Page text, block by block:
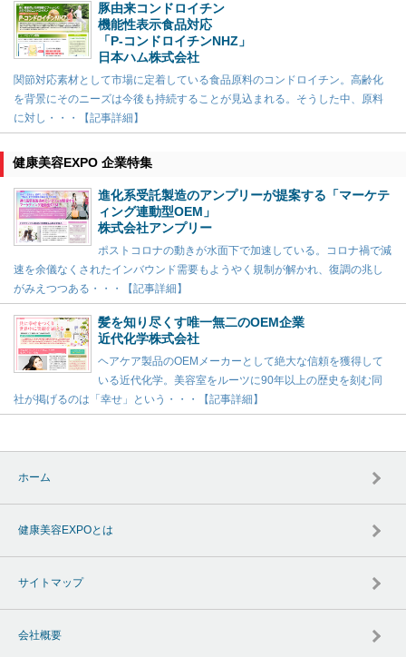
豚由来コンドロイチン
機能性表示食品対応
「P-コンドロイチンNHZ」
日本ハム株式会社
関節対応素材として市場に定着している食品原料のコンドロイチン。高齢化
を背景にそのニーズは今後も持続することが見込まれる。そうした中、原料
に対し・・・【記事詳細】
健康美容EXPO 企業特集
進化系受託製造のアンプリーが提案する「マーケテ
ィング連動型OEM」
株式会社アンプリー
ポストコロナの動きが水面下で加速している。コロナ禍で減
速を余儀なくされたインバウンド需要もようやく規制が解かれ、復調の兆し
がみえつつある・・・【記事詳細】
髪を知り尽くす唯一無二のOEM企業
近代化学株式会社
ヘアケア製品のOEMメーカーとして絶大な信頼を獲得して
いる近代化学。美容室をルーツに90年以上の歴史を刻む同
社が掲げるのは「幸せ」という・・・【記事詳細】
ホーム
健康美容EXPOとは
サイトマップ
会社概要